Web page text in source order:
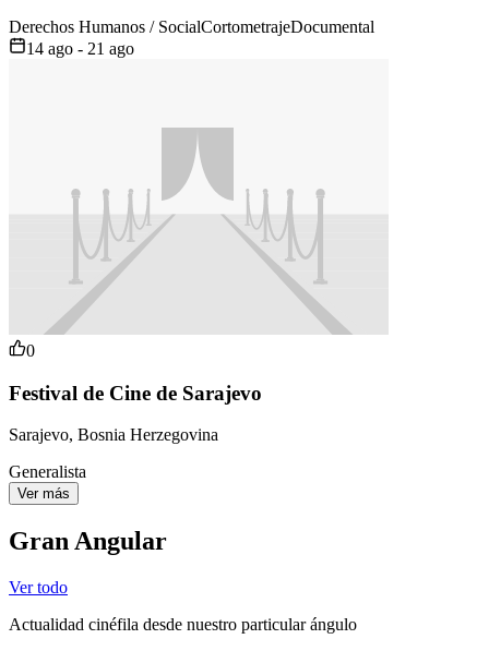
Derechos Humanos / SocialCortometrajeDocumental
14 ago - 21 ago
0
Festival de Cine de Sarajevo
Sarajevo, Bosnia Herzegovina
Generalista
Ver más
Gran Angular
Ver todo
Actualidad cinéfila desde nuestro particular ángulo